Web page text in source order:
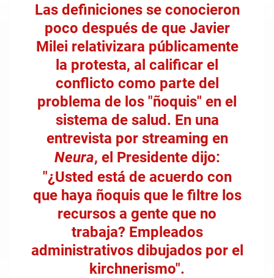
Las definiciones se conocieron
poco después de que Javier
Milei relativizara públicamente
la protesta, al calificar el
conflicto como parte del
problema de los "ñoquis" en el
sistema de salud . En una
entrevista por streaming en
Neura, el Presidente dijo:
"¿Usted está de acuerdo con
que haya ñoquis que le filtre los
recursos a gente que no
trabaja? Empleados
administrativos dibujados por el
kirchnerismo".